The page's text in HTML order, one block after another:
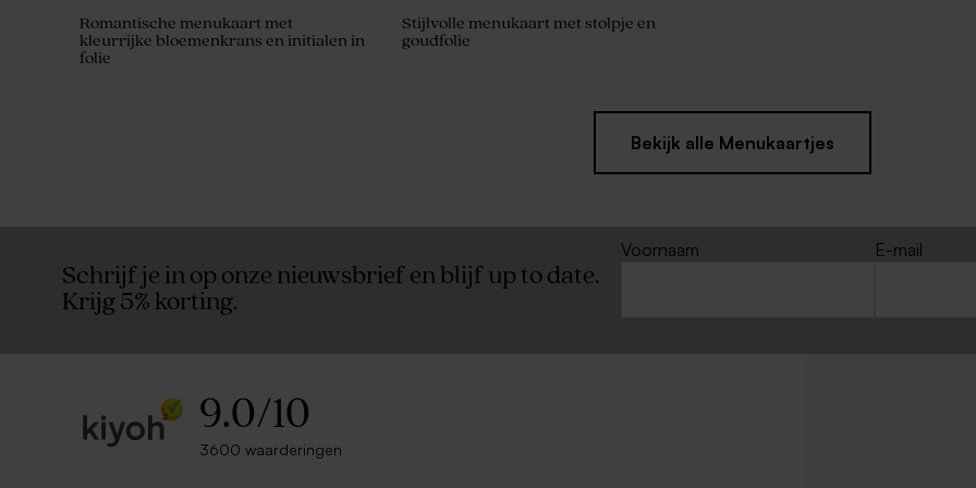
Romantische menukaart met
kleurrijke bloemenkrans en initialen in
folie
Stijlvolle menukaart met stolpje en
goudfolie
Bekijk alle Menukaartjes
Schrijf je in op onze nieuwsbrief en blijf up to date.
Krijg 5% korting.
Voornaam
E-mail
9.0/10
3600 waarderingen